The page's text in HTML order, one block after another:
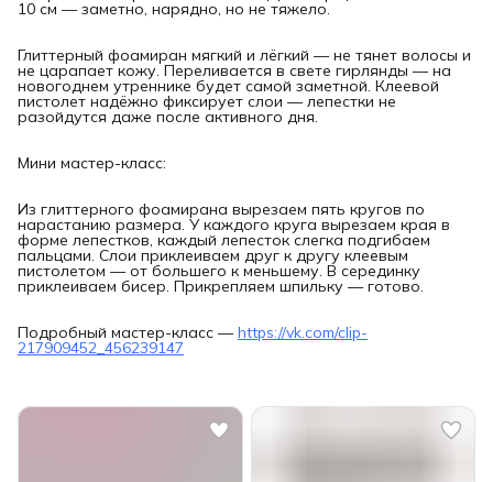
10 см — заметно, нарядно, но не тяжело.
Глиттерный фоамиран мягкий и лёгкий — не тянет волосы и
не царапает кожу. Переливается в свете гирлянды — на
новогоднем утреннике будет самой заметной. Клеевой
пистолет надёжно фиксирует слои — лепестки не
разойдутся даже после активного дня.
Мини мастер-класс:
Из глиттерного фоамирана вырезаем пять кругов по
нарастанию размера. У каждого круга вырезаем края в
форме лепестков, каждый лепесток слегка подгибаем
пальцами. Слои приклеиваем друг к другу клеевым
пистолетом — от большего к меньшему. В серединку
приклеиваем бисер. Прикрепляем шпильку — готово.
Подробный мастер-класс —https://vk.com/clip-
217909452_456239147